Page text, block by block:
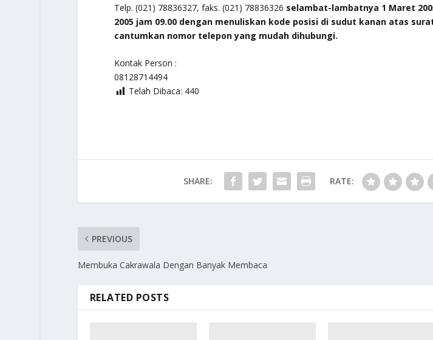
Telp. (021) 78836327, faks. (021) 78836326 selambat-lambatnya 1 Maret
2005 jam 09.00 dengan menuliskan kode posisi di sudut kanan atas
cantumkan nomor telepon yang mudah dihubungi.
Kontak Person :
08128714494
Telah Dibaca: 440
SHARE: RATE:
PREVIOUS
Membuka Cakrawala Dengan Banyak Membaca
RELATED POSTS